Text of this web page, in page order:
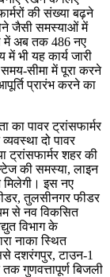
की संख्या बढ़ने
जैसी समस्याओं में
में अब तक 486 नए
भी यह कार्य जारी
समय-सीमा में पूरा करने
प्रारंभ करने का
का पावर ट्रांसफार्मर
दो पावर
ट्रांसफार्मर शहर की
की समस्या, लाइन
मिलेगी। इस नए
तुलसीनगर फीडर
से नव विकसित
विभाग के
नाका स्थित
दशरंगपुर, टाउन-1
गुणवत्तापूर्ण बिजली